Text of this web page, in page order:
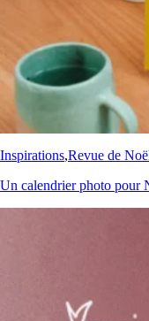
Inspirations,Revue de
Un calendrier photo pour